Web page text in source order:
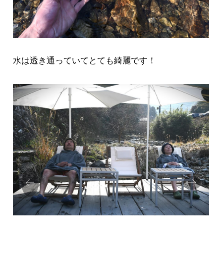
水は透き通っていてとても綺麗です！
Prev
ious
Next